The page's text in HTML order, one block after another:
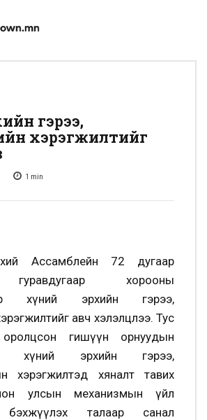
гэрээ,
хэрэгжилтийг
1 min
Ассамблейн 72 дугаар
гуравдугаар хорооны
хүний эрхийн гэрээ,
авч хэлэлцлээ. Тус
оролцсон гишүүн орнуудын
хүний эрхийн гэрээ,
хэрэгжилтэд хяналт тавих
улсын механизмын үйл
бэхжүүлэх талаар санал